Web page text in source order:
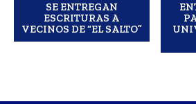
SE ENTREGAN
ESCRITURAS A
VECINOS DE “EL SALTO”